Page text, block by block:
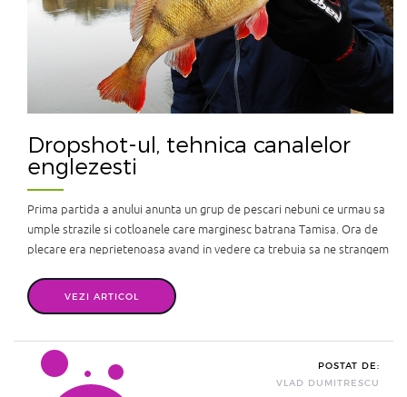
Dropshot-ul, tehnica canalelor
englezesti
Prima partida a anului anunta un grup de pescari nebuni ce urmau sa
umple strazile si cotloanele care marginesc batrana Tamisa. Ora de
plecare era neprietenoasa avand in vedere ca trebuia sa ne strangem
de a prinde primul peste in noul an se opunea cu succ ...
VEZI ARTICOL
POSTAT DE:
VLAD DUMITRESCU